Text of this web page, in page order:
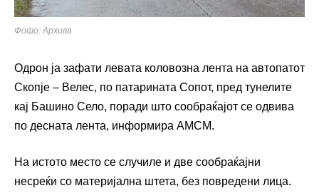
Фото: Архива
Одрон ја зафати левата коловозна лента на автопатот
Скопје – Велес, по патарината Сопот, пред тунелите
кај Башино Село, поради што сообраќајот се одвива
по десната лента, информира АМСМ.
На истото место се случиле и две сообраќајни
несреќи со материјална штета, без повредени лица.